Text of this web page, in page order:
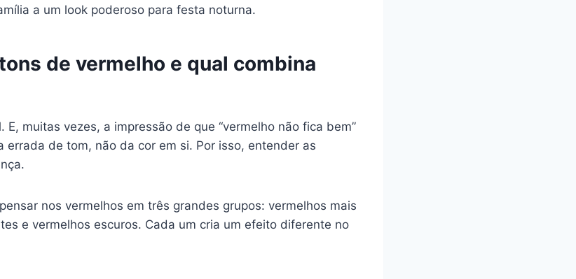
a um look poderoso para festa noturna.
de vermelho e qual combina
E, muitas vezes, a impressão de que “vermelho não fica bem”
errada de tom, não da cor em si. Por isso, entender as
nos vermelhos em três grandes grupos: vermelhos mais
e vermelhos escuros. Cada um cria um efeito diferente no